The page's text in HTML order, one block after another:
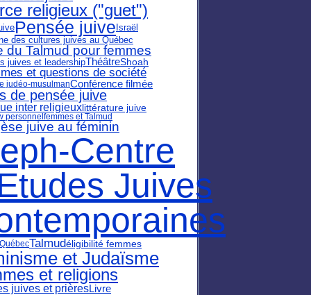
religieux ("guet")
Pensée juive Israël
des cultures juives au Québec
du Talmud pour femmes
juives et leadershipThéâtreShoah
et questions de société
judéo-musulmanConférence filmée
de pensée juive
inter religieuxlittérature juive
personnel femmes et Talmud
juive au féminin
Centre
Juives
Talmudéligibilité femmes
et Judaïsme
et religions
juives et prièresLivre